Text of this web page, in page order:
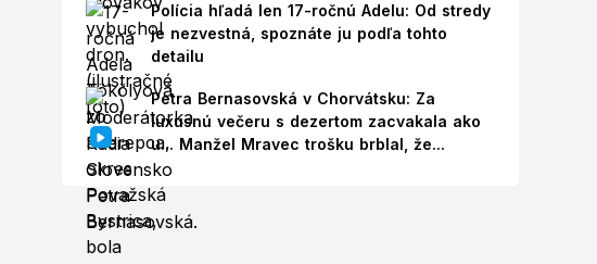
Polícia hľadá len 17-ročnú Adelu: Od stredy
je nezvestná, spoznáte ju podľa tohto
detailu
Petra Bernasovská v Chorvátsku: Za
luxusnú večeru s dezertom zacvakala ako
u... Manžel Mravec trošku brblal, že...